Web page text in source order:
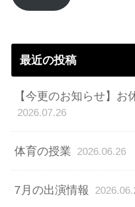
ド
最近の投稿
【今更のお知らせ】お
2026.07.26
体育の授業 2026.06.26
7月の出演情報